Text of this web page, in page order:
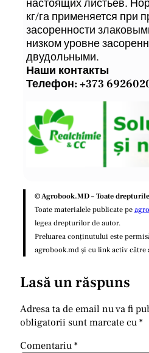
кг/га применяется при
засоренности
низком уровне
двудольными.
Наши контакты
Телефон: +373
© Agrobook.MD – Toate
Toate materialele publicate pe
legea drepturilor de autor.
Preluarea conținutului este
agrobook.md și cu link activ
Lasă un răspuns
Adresa ta de email nu va fi
obligatorii sunt marcate cu*
Comentariu*